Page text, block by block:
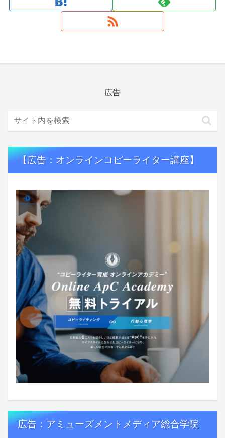
広告
【広告：オンラインコピーライター講座】
広告：アミューズメントメディア総合学院